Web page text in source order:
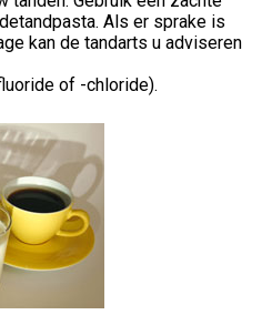
Als er sprake is
kan de tandarts u adviseren
of -chloride).